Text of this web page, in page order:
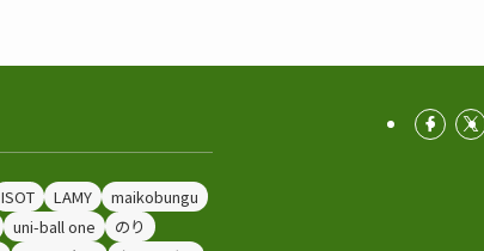
ISOT LAMY
maikobungu
uni-ball one
のり